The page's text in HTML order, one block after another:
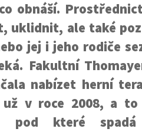
obnáší.
uklidnit, ale také
jej i jeho rodiče
Fakultní
nabízet herní
už v roce 2008, a
pod které